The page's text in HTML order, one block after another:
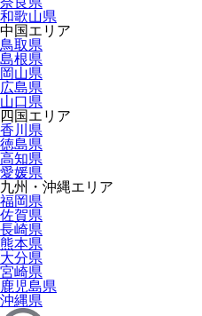
和歌山県
中国エリア
鳥取県
島根県
岡山県
広島県
山口県
四国エリア
香川県
徳島県
高知県
愛媛県
九州・沖縄エリア
福岡県
佐賀県
長崎県
熊本県
大分県
宮崎県
鹿児島県
沖縄県